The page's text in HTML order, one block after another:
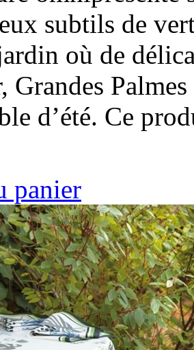
subtils de
où de
Grandes
d’été. Ce
panier